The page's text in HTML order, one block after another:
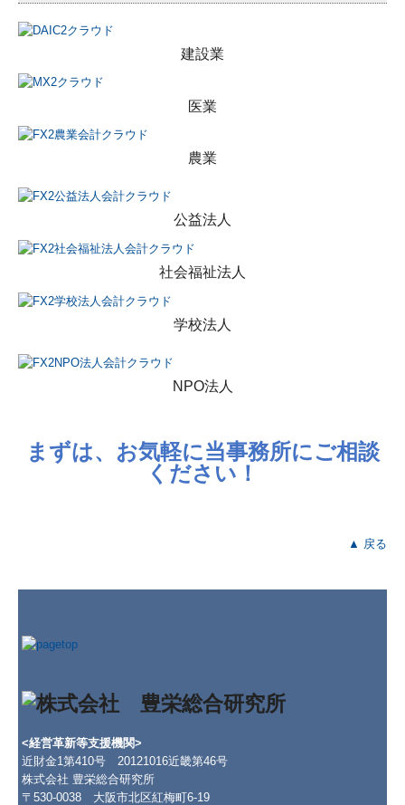
建設業
医業
農業
公益法人
社会福祉法人
学校法人
NPO法人
まずは、お気軽に当事務所にご相談
ください！
▲ 戻る
<経営革新等支援機関>
近財金1第410号 20121016近畿第46号
株式会社 豊栄総合研究所
〒530-0038 大阪市北区紅梅町6-19